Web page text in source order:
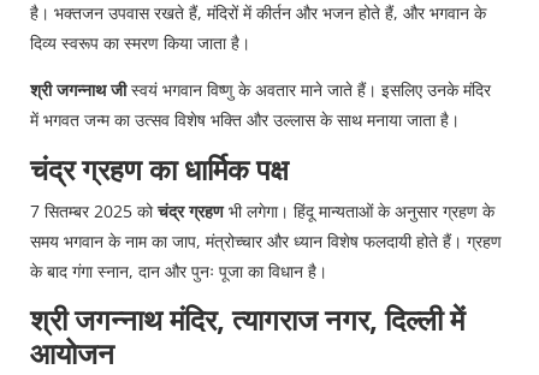
है। भक्तजन उपवास रखते हैं, मंदिरों में कीर्तन और भजन होते हैं, और भगवान के
दिव्य स्वरूप का स्मरण किया जाता है।
श्री जगन्नाथ जीस्वयं भगवान विष्णु के अवतार माने जाते हैं। इसलिए उनके मंदिर
में भगवत जन्म का उत्सव विशेष भक्ति और उल्लास के साथ मनाया जाता है।
चंद्र ग्रहण का धार्मिक पक्ष
7 सितम्बर 2025 कोचंद्र ग्रहणभी लगेगा। हिंदू मान्यताओं के अनुसार ग्रहण के
समय भगवान के नाम का जाप, मंत्रोच्चार और ध्यान विशेष फलदायी होते हैं। ग्रहण
के बाद गंगा स्नान, दान और पुनः पूजा का विधान है।
श्री जगन्नाथ मंदिर, त्यागराज नगर, दिल्ली में
आयोजन